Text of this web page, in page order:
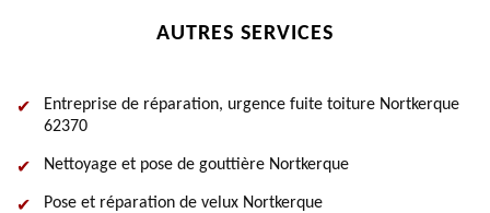
AUTRES SERVICES
Entreprise de réparation, urgence fuite toiture Nortkerque
62370
Nettoyage et pose de gouttière Nortkerque
Pose et réparation de velux Nortkerque